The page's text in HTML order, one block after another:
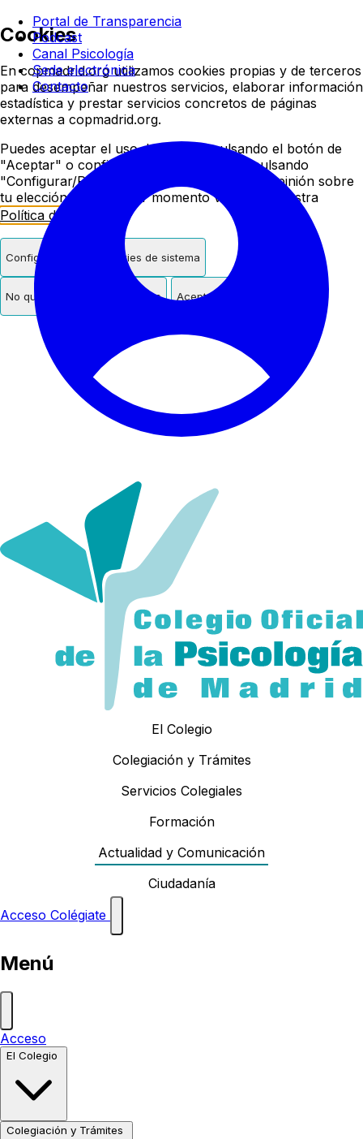
Cookies
En copmadrid.org utilizamos cookies propias y de terceros
para desempeñar nuestros servicios, elaborar información
estadística y prestar servicios concretos de páginas
externas a copmadrid.org.
Puedes aceptar el uso de cookies pulsando el botón de
"Aceptar" o configurar/rechazar su uso pulsando
"Configurar/Rechazar". Podrás cambiar de opinión sobre
tu elección en cualquier momento visitando nuestra
Política de Cookies
Configurar Solo cookies de sistema
No quiero cookies de terceros Aceptar cookies
Colegio oficial de
Portal de Transparencia
Podcast
Canal Psicología
Sede electrónica
Contacto
El Colegio
Colegiación y Trámites
Servicios Colegiales
Formación
Actualidad y Comunicación
Ciudadanía
Acceso Colégiate
Menú
Acceso
El Colegio
Colegiación y Trámites